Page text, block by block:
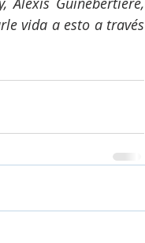
vida a esto a través